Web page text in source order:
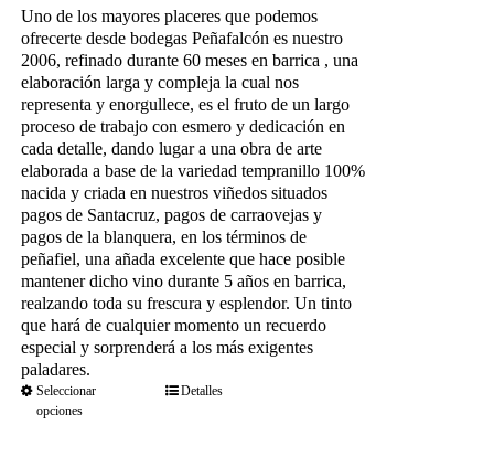
precios:
desde
75.90€
hasta
379.50€
Uno de los mayores placeres que podemos
ofrecerte desde bodegas Peñafalcón es nuestro
2006, refinado durante 60 meses en barrica , una
elaboración larga y compleja la cual nos
representa y enorgullece, es el fruto de un largo
proceso de trabajo con esmero y dedicación en
cada detalle, dando lugar a una obra de arte
elaborada a base de la variedad tempranillo 100%
nacida y criada en nuestros viñedos situados
pagos de Santacruz, pagos de carraovejas y
pagos de la blanquera, en los términos de
peñafiel, una añada excelente que hace posible
mantener dicho vino durante 5 años en barrica,
realzando toda su frescura y esplendor. Un tinto
que hará de cualquier momento un recuerdo
especial y sorprenderá a los más exigentes
paladares.
Seleccionar
opciones
Detalles